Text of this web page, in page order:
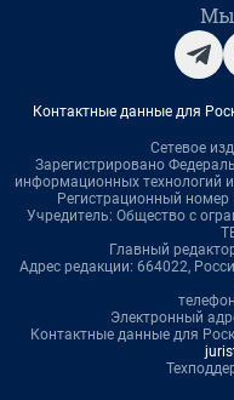
Мы
Контактные данные для
Сетевое
Зарегистрировано
информационных технологий
Регистрационный
Учредитель: Общество с
Главный
Адрес редакции: 664022,
Электронный
Контактные данные для